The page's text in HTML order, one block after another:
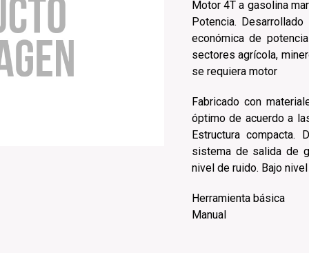
Motor 4T a gasolina
Potencia.
económica de
sectores agrícola,
se requiera motor
Fabricado con
óptimo de acuerdo a
Estructura
sistema de salida de
nivel de ruido. Bajo
Herramienta básica
Manual